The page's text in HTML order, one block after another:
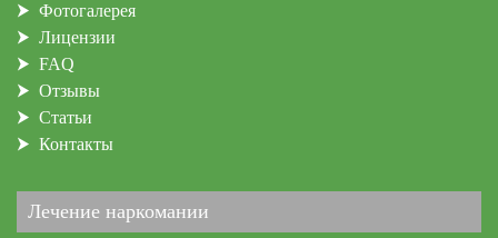
Фотогалерея
Лицензии
FAQ
Отзывы
Статьи
Контакты
Лечение наркомании